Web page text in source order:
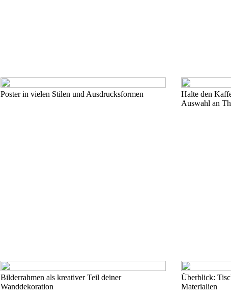
Poster in vielen Stilen und Ausdrucksformen
Halte den
Auswahl an
Bilderrahmen als kreativer Teil deiner
Wanddekoration
Überblick:
Materialien